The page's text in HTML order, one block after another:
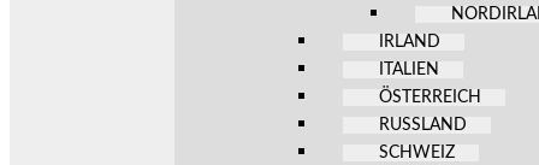
IRLAND
ITALIEN
ÖSTERREICH
RUSSLAND
SCHWEIZ